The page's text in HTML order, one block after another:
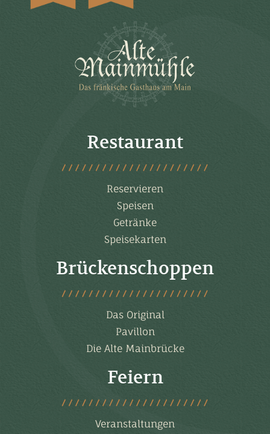
Restaurant
Reservieren
Speisen
Getränke
Speisekarten
Brückenschoppen
Das Original
Pavillon
Die Alte Mainbrücke
Feiern
Veranstaltungen